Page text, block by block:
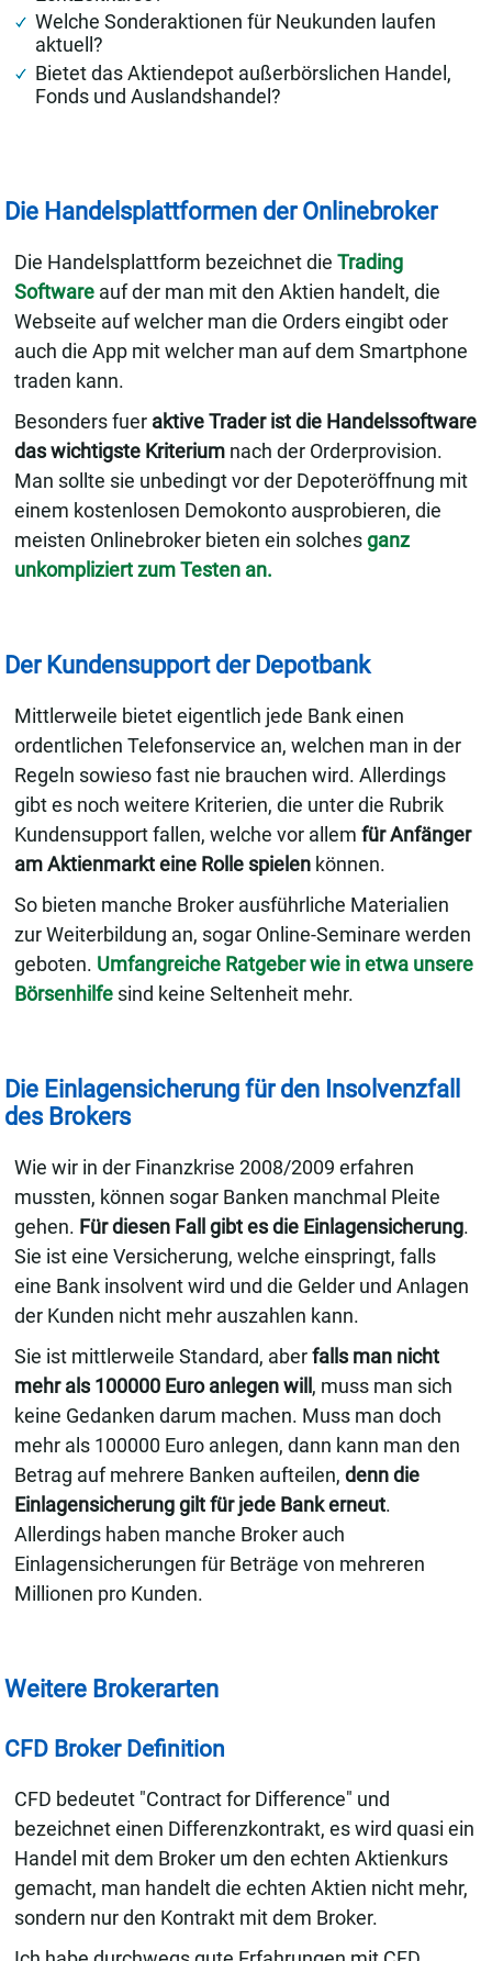
Welche Sonderaktionen für Neukunden laufen
aktuell?
Bietet das Aktiendepot außerbörslichen Handel,
Fonds und Auslandshandel?
Die Handelsplattformen der Onlinebroker
Die Handelsplattform bezeichnet dieTrading
Software auf der man mit den Aktien handelt, die
Webseite auf welcher man die Orders eingibt oder
auch die App mit welcher man auf dem Smartphone
traden kann.
Besonders fuer aktive Trader ist die Handelssoftware
das wichtigste Kriterium nach der Orderprovision.
Man sollte sie unbedingt vor der Depoteröffnung mit
einem kostenlosen Demokonto ausprobieren, die
meisten Onlinebroker bieten ein solchesganz
unkompliziert zum Testen an.
Der Kundensupport der Depotbank
Mittlerweile bietet eigentlich jede Bank einen
ordentlichen Telefonservice an, welchen man in der
Regeln sowieso fast nie brauchen wird. Allerdings
gibt es noch weitere Kriterien, die unter die Rubrik
Kundensupport fallen, welche vor allemfür Anfänger
am Aktienmarkt eine Rolle spielen können.
So bieten manche Broker ausführliche Materialien
zur Weiterbildung an, sogar Online-Seminare werden
geboten. Umfangreiche Ratgeber wie in etwa unsere
Börsenhilfe sind keine Seltenheit mehr.
Die Einlagensicherung für den Insolvenzfall
des Brokers
Wie wir in der Finanzkrise 2008/2009 erfahren
mussten, können sogar Banken manchmal Pleite
gehen. Für diesen Fall gibt es die Einlagensicherung.
Sie ist eine Versicherung, welche einspringt, falls
eine Bank insolvent wird und die Gelder und Anlagen
der Kunden nicht mehr auszahlen kann.
Sie ist mittlerweile Standard, aberfalls man nicht
mehr als 100000 Euro anlegen will, muss man sich
keine Gedanken darum machen. Muss man doch
mehr als 100000 Euro anlegen, dann kann man den
Betrag auf mehrere Banken aufteilen,denn die
Einlagensicherung gilt für jede Bank erneut.
Allerdings haben manche Broker auch
Einlagensicherungen für Beträge von mehreren
Millionen pro Kunden.
Weitere Brokerarten
CFD Broker Definition
CFD bedeutet "Contract for Difference" und
bezeichnet einen Differenzkontrakt, es wird quasi ein
Handel mit dem Broker um den echten Aktienkurs
gemacht, man handelt die echten Aktien nicht mehr,
sondern nur den Kontrakt mit dem Broker.